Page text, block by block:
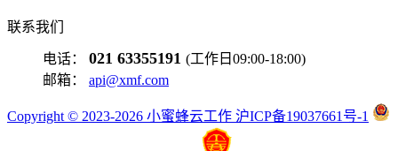
联系我们
电话： 021 63355191 (工作日09:00-18:00)
邮箱： api@xmf.com
Copyright © 2023-2026 小蜜蜂云工作 沪ICP备19037661号-1